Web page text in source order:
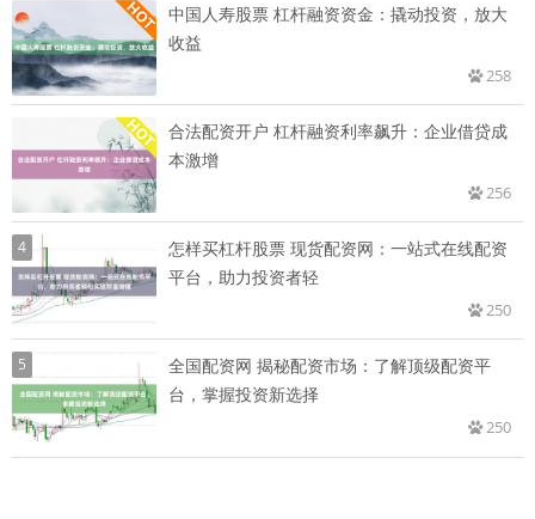
中国人寿股票 杠杆融资资金：撬动投资，放大
收益
258
合法配资开户 杠杆融资利率飙升：企业借贷成
本激增
256
4
怎样买杠杆股票 现货配资网：一站式在线配资
平台，助力投资者轻
250
5
全国配资网 揭秘配资市场：了解顶级配资平
台，掌握投资新选择
250